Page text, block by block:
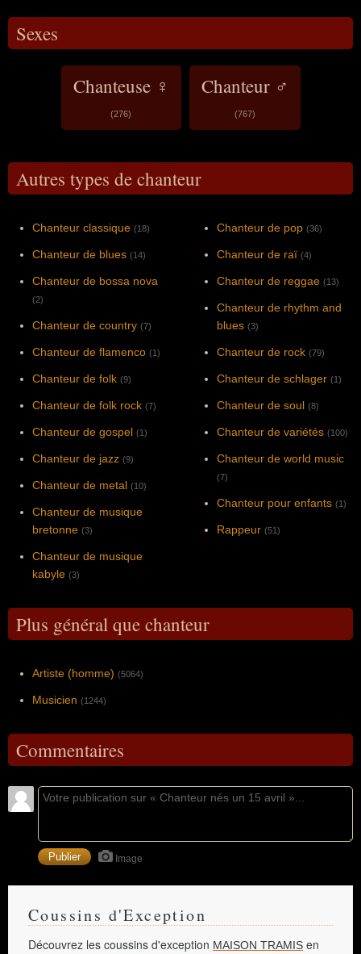
Sexes
Chanteuse ♀
(276)
Chanteur ♂
(767)
Autres types de chanteur
Chanteur classique (18)
Chanteur de blues (14)
Chanteur de bossa nova
(2)
Chanteur de country (7)
Chanteur de flamenco (1)
Chanteur de folk (9)
Chanteur de folk rock (7)
Chanteur de gospel (1)
Chanteur de jazz (9)
Chanteur de metal (10)
Chanteur de musique
bretonne (3)
Chanteur de musique
kabyle (3)
Chanteur de pop (36)
Chanteur de raï (4)
Chanteur de reggae (13)
Chanteur de rhythm and
blues (3)
Chanteur de rock (79)
Chanteur de schlager (1)
Chanteur de soul (8)
Chanteur de variétés (100)
Chanteur de world music
(7)
Chanteur pour enfants (1)
Rappeur (51)
Plus général que chanteur
Artiste (homme) (5064)
Musicien (1244)
Commentaires
Image
Coussins d'Exception
Découvrez les coussins d'exception MAISON TRAMIS en